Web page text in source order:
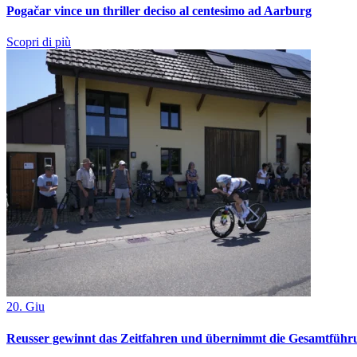
Pogačar vince un thriller deciso al centesimo ad Aarburg
Scopri di più
20. Giu
Reusser gewinnt das Zeitfahren und übernimmt die